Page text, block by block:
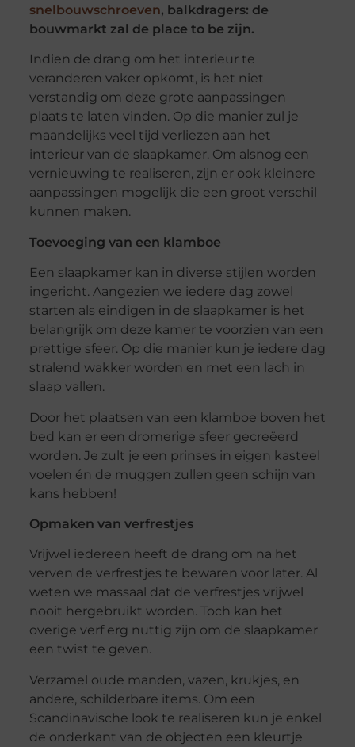
snelbouwschroeven, balkdragers: de
bouwmarkt zal de place to be zijn.
Indien de drang om het interieur te
veranderen vaker opkomt, is het niet
verstandig om deze grote aanpassingen
plaats te laten vinden. Op die manier zul je
maandelijks veel tijd verliezen aan het
interieur van de slaapkamer. Om alsnog een
vernieuwing te realiseren, zijn er ook kleinere
aanpassingen mogelijk die een groot verschil
kunnen maken.
Toevoeging van een klamboe
Een slaapkamer kan in diverse stijlen worden
ingericht. Aangezien we iedere dag zowel
starten als eindigen in de slaapkamer is het
belangrijk om deze kamer te voorzien van een
prettige sfeer. Op die manier kun je iedere dag
stralend wakker worden en met een lach in
slaap vallen.
Door het plaatsen van een klamboe boven het
bed kan er een dromerige sfeer gecreëerd
worden. Je zult je een prinses in eigen kasteel
voelen én de muggen zullen geen schijn van
kans hebben!
Opmaken van verfrestjes
Vrijwel iedereen heeft de drang om na het
verven de verfrestjes te bewaren voor later. Al
weten we massaal dat de verfrestjes vrijwel
nooit hergebruikt worden. Toch kan het
overige verf erg nuttig zijn om de slaapkamer
een twist te geven.
Verzamel oude manden, vazen, krukjes, en
andere, schilderbare items. Om een
Scandinavische look te realiseren kun je enkel
de onderkant van de objecten een kleurtje